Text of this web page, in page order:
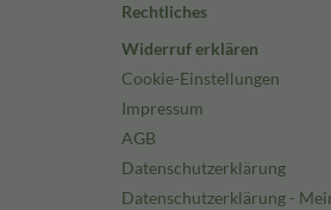
Rechtliches
Widerruf erklären
Cookie-Einstellungen
Impressum
AGB
Datenschutzerklärung
Datenschutzerklärung -